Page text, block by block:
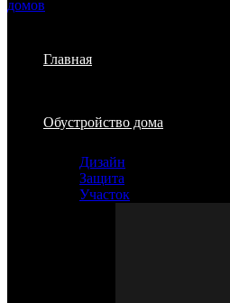
домов
Главная
Обустройство дома
Дизайн
Защита
Участок